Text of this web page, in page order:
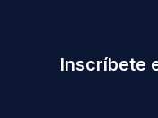
Inscríbete